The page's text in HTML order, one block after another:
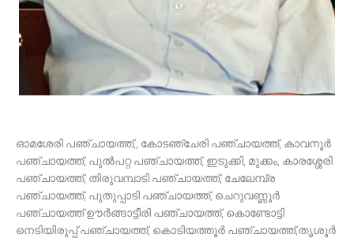
ഓമശേരി പഞ്ചായത്ത്,, കോടഞ്ചേരി പഞ്ചായത്ത്, കാവനൂർ
പഞ്ചായത്ത്, പുൽപറ്റ പഞ്ചായത്ത്, ഇടുക്കി, മുക്കം, കാരശ്ശേരി
പഞ്ചായത്ത്, തിരുവമ്പാടി പഞ്ചായത്ത്, ചേലേമ്പ്ര
പഞ്ചായത്ത്, പുതുപ്പാടി പഞ്ചായത്ത്, ചെറുവണ്ണൂർ
പഞ്ചായത്ത് ഊർങ്ങാട്ടീരി പഞ്ചായത്ത്, കൊണ്ടോട്ടി
നെടിയിരുപ്പ് പഞ്ചായത്ത്, കൊടിയത്തൂർ പഞ്ചായത്ത്,തൃശൂർ